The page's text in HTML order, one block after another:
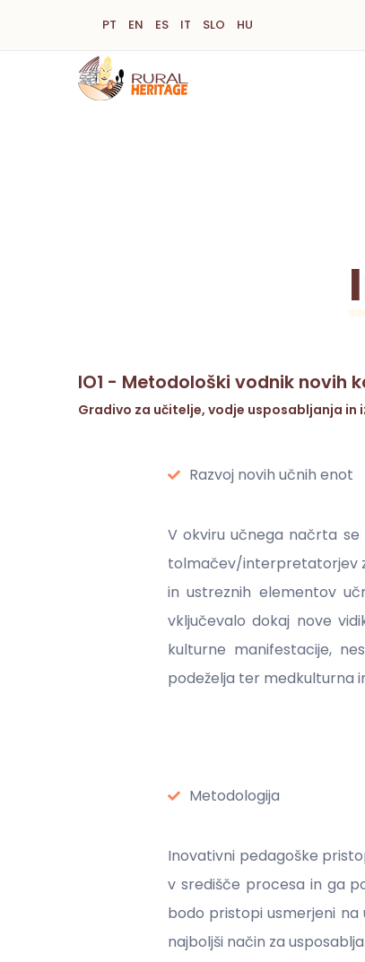
PT EN ES IT SLO HU
IO1 - Metodološki vodnik novih
Gradivo za učitelje, vodje usposabljanja
Razvoj novih učnih enot
V okviru učnega načrta se
tolmačev/interpretatorjev
in ustreznih elementov
vključevalo dokaj nove
kulturne manifestacije,
podeželja ter medkulturna
Metodologija
Inovativni pedagoške
v središče procesa in ga
bodo pristopi usmerjeni
najboljši način za